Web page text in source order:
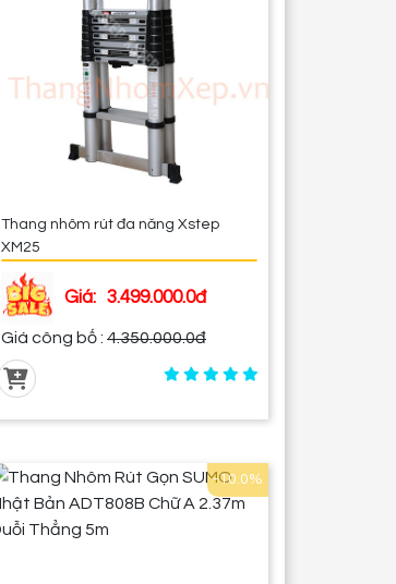
Thang nhôm rút đa năng Xstep
XM25
Giá: 3.499.000.0đ
Giá công bố : 4.350.000.0đ
-10.0%